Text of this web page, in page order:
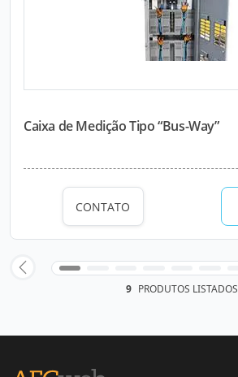
Caixa de Medição Tipo “Bus-Way”
CONTATO
9 PRODUTOS LISTADOS